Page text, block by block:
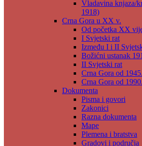
Vladavina knjaza/
1918)
Crna Gora u XX v.
Od početka XX
I Svjetski rat
Između I i II
Božićni ustanak
II Svjetski rat
Crna Gora od 1945.
Crna Gora od 1990.
Dokumenta
Pisma i govori
Zakonici
Razna dokumenta
Mape
Plemena i bratstva
Gradovi i područja